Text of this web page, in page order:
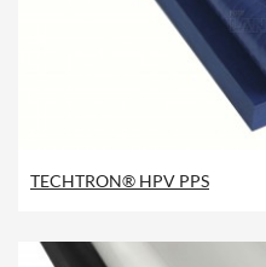
TECHTRON® HPV PPS